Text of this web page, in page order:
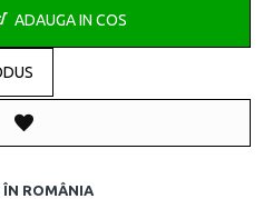
ADAUGA IN COS
ÎN ROMÂNIA